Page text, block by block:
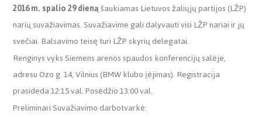
2016 m. spalio 29 dienąšaukiamas Lietuvos žaliųjų partijos (LŽP)
narių suvažiavimas. Suvažiavime gali dalyvauti visi LŽP nariai ir jų
svečiai. Balsavimo teisę turi LŽP skyrių delegatai.
Renginys vyks Siemens arenos spaudos konferencijų salėje,
adresu Ozo g. 14, Vilnius (BMW klubo įėjimas). Registracija
prasideda 12:15 val. Posėdžio 13:00 val.
Preliminari Suvažiavimo darbotvarkė: